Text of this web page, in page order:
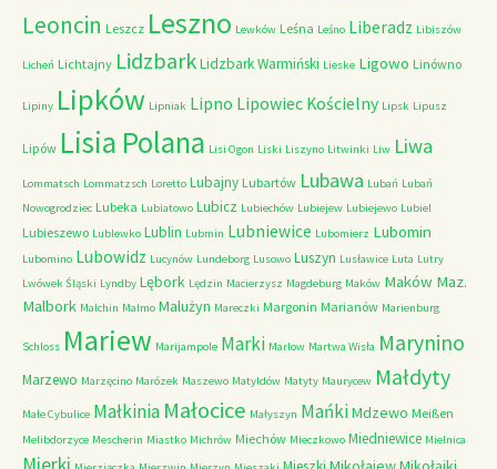
Leoncin Leszcz Leszno Lewków Leśna Leśno Liberadz Libiszów
Licheń Lichtajny LidzbarkLidzbark Warmiński Lieske Ligowo Linówno
Lipiny Lipków Lipniak Lipno Lipowiec Kościelny Lipsk Lipusz
Lipów Lisia Polana Lisi Ogon Liski Liszyno Litwinki Liw Liwa
Lommatsch Lommatzsch Loretto Lubajny Lubartów Lubawa Lubań Lubań
Nowogrodziec Lubeka Lubiatowo Lubicz Lubiechów Lubiejew Lubiejewo Lubiel
Lubieszewo Lublewko Lublin Lubmin Lubniewice Lubomierz Lubomin
Lubomino Lubowidz Lucynów Lundeborg Lusowo Luszyn Lusławice Luta Lutry
Lwówek Śląski Lyndby Lębork Lędzin Macierzysz Magdeburg Maków Maków Maz.
Malbork Malchin Malmo Malużyn Mareczki Margonin Marianów Marienburg
Schloss Mariew Marijampole Marki Marlow Martwa Wisła Marynino
Marzewo Marzęcino Marózek Maszewo Matyldów Matyty Maurycew Małdyty
Małe Cybulice Małkinia Małocice Małyszyn MańkiMdzewo Meißen
Melibdorzyce Mescherin Miastko Michrów Miechów Mieczkowo Miedniewice Mielnica